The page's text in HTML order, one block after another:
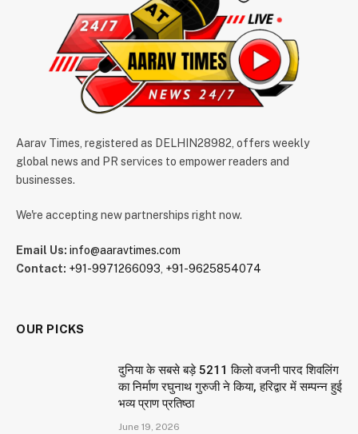
Aarav Times, registered as DELHIN28982, offers weekly
global news and PR services to empower readers and
businesses.
We're accepting new partnerships right now.
Email Us: info@aaravtimes.com
Contact: +91-9971266093, +91-9625854074
OUR PICKS
दुनिया के सबसे बड़े 5211 किलो वजनी पारद शिवलिंग
का निर्माण रघुनाथ गुरुजी ने किया, हरिद्वार में सम्पन्न हुई
भव्य प्राण प्रतिष्ठा
June 19, 2026